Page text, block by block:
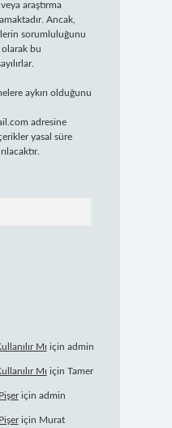
araştırma
Ancak,
sorumluluğunu
olarak bu
aykırı olduğunu
adresine
yasal süre
Mı için admin
Mı için Tamer
için admin
için Murat